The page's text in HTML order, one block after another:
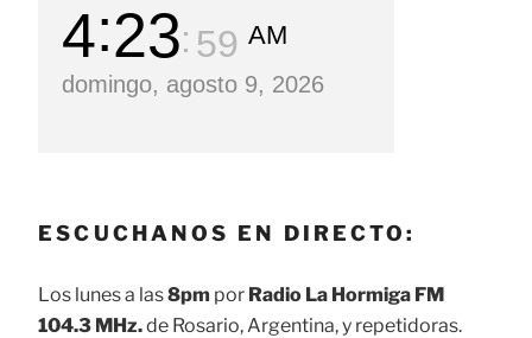
4 24 00 AM
domingo, agosto 9, 2026
ESCUCHANOS EN DIRECTO:
Los lunes a las8pm por Radio La Hormiga FM
104.3 MHz.de Rosario, Argentina, y repetidoras.